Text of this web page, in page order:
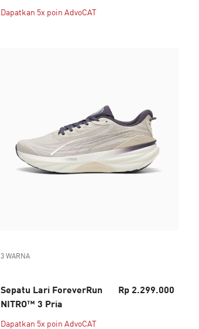
Dapatkan 5x poin AdvoCAT
3 WARNA
Sepatu Lari ForeverRun
NITRO™ 3 Pria
Rp 2.299.000
Dapatkan 5x poin AdvoCAT